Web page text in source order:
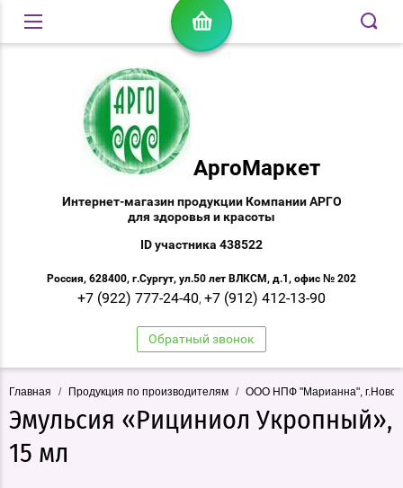
АргоМаркет
Интернет-магазин продукции Компании АРГО
для здоровья и красоты
ID участника 438522
Россия, 628400, г.Сургут, ул.50 лет ВЛКСМ, д.1, офис № 202
+7 (922) 777-24-40, +7 (912) 412-13-90
Обратный звонок
Главная / Продукция по производителям / ООО НПФ "Марианна",
Эмульсия «Рициниол Укропный»,
15 мл